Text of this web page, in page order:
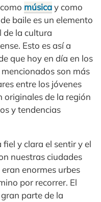
músicay como
baile es un elemento
de la cultura
Esto es así a
que hoy en día en los
mencionados son más
entre los jóvenes
originales de la región
y tendencias
y clara el sentir y el
nuestras ciudades
enormes urbes
por recorrer. El
parte de la